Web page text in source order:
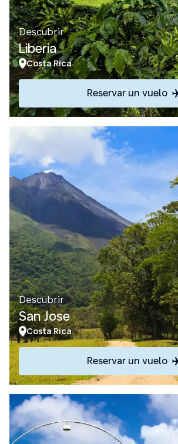
Descubrir
Liberia
Costa Rica
Reservar un vuelo
Descubrir
San Jose
Costa Rica
Reservar un vuelo